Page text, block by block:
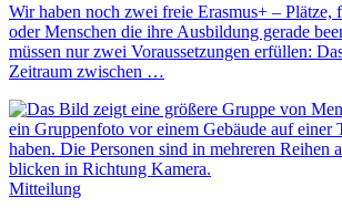
Wir haben noch zwei freie Erasmus+ – Plätze,
oder Menschen die ihre Ausbildung gerade
müssen nur zwei Voraussetzungen erfüllen:
Zeitraum zwischen …
Mitteilung